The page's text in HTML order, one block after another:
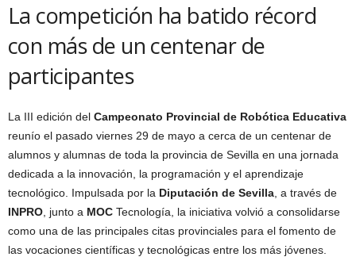
La competición ha batido récord
con más de un centenar de
participantes
La III edición del Campeonato Provincial de Robótica Educativa
reunío el pasado viernes 29 de mayo a cerca de un centenar de
alumnos y alumnas de toda la provincia de Sevilla en una jornada
dedicada a la innovación, la programación y el aprendizaje
tecnológico. Impulsada por la Diputación de Sevilla, a través de
INPRO, junto a MOC Tecnología, la iniciativa volvió a consolidarse
como una de las principales citas provinciales para el fomento de
las vocaciones científicas y tecnológicas entre los más jóvenes.